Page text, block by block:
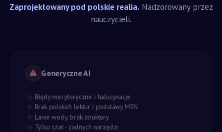
Zaprojektowany pod polskie realia.Nadzorowany przez
nauczycieli.
Generyczne AI
Błędy merytoryczne i halucynacje
Brak polskich lektur i podstawy MEN
Lanie wody, brak struktury
Tylko czat - żadnych narzędzi